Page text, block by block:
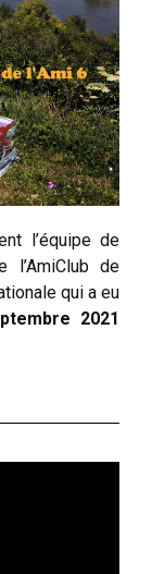
l’équipe de
l’AmiClub de
qui a eu
2021